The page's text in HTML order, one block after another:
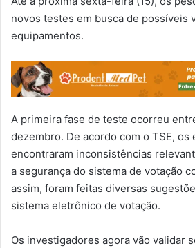
novos testes em busca de possíveis
equipamentos.
A primeira fase de teste ocorreu
dezembro. De acordo com o TSE, os
encontraram inconsistências
a segurança do sistema de votação
assim, foram feitas diversas
sistema eletrônico de votação.
Os investigadores agora vão validar